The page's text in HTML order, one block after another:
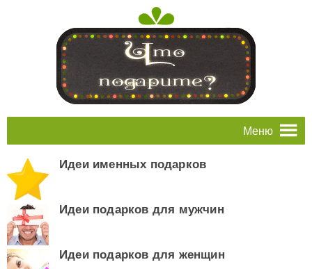
Меню
Идеи именных подарков
Идеи подарков для мужчин
Идеи подарков для женщин